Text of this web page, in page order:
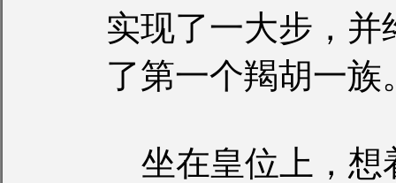
实现了一大步，
了第一个羯胡一族
坐在皇位上，想